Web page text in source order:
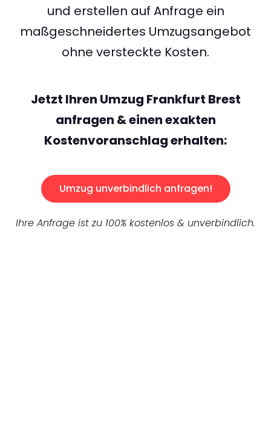
und erstellen auf Anfrage ein
maßgeschneidertes Umzugsangebot
ohne versteckte Kosten.
Jetzt Ihren Umzug Frankfurt Brest
anfragen & einen exakten
Kostenvoranschlag erhalten:
Umzug unverbindlich anfragen!
Ihre Anfrage ist zu 100% kostenlos & unverbindlich.